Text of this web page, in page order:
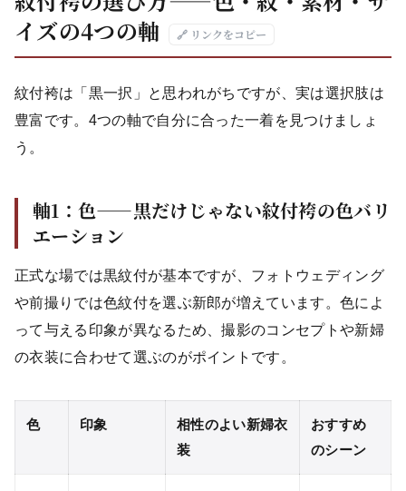
イズの4つの軸
🔗 リンクをコピー
紋付袴は「黒一択」と思われがちですが、実は選択肢は
豊富です。4つの軸で自分に合った一着を見つけましょ
う。
軸1：色——黒だけじゃない紋付袴の色バリ
エーション
正式な場では黒紋付が基本ですが、フォトウェディング
や前撮りでは色紋付を選ぶ新郎が増えています。色によ
って与える印象が異なるため、撮影のコンセプトや新婦
の衣装に合わせて選ぶのがポイントです。
色 印象
相性のよい新婦衣
装
おすすめ
のシーン